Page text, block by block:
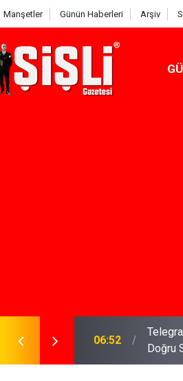
Manşetler Günün Haberleri Arşiv
Daha
04:43 İş